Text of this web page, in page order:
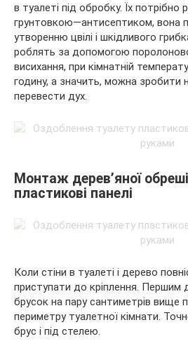
в туалеті під обробку. Їх потрібно
грунтовкою—антисептиком, вона
утворенню цвілі і шкідливого
роблять за допомогою
висихання, при кімнатній
годину, а значить, можна зробити
перевести дух.
Монтаж дерев’яної
пластикові панелі
Коли стіни в туалеті і дерево
приступати до кріплення. Першим
брусок на пару сантиметрів вище
периметру туалетної кімнати.
брус і під стелею.